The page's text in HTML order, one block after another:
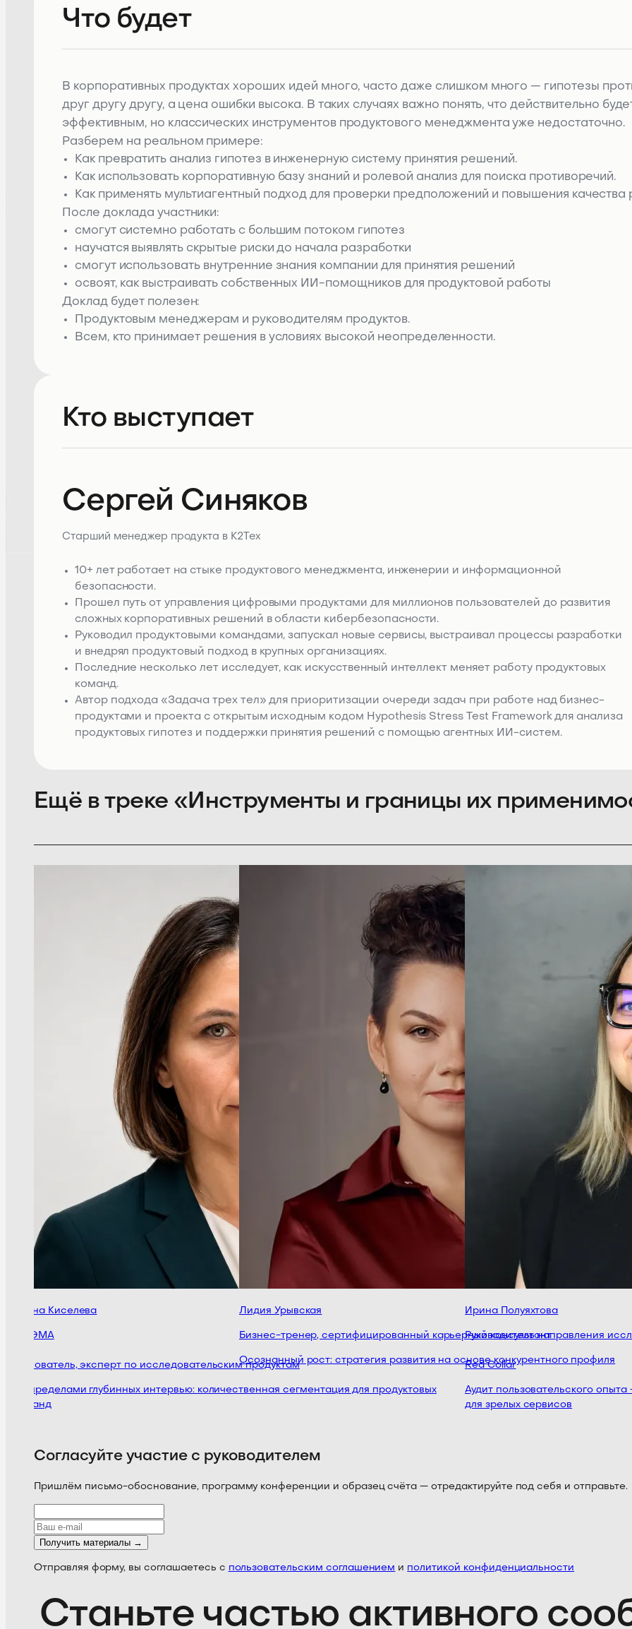
Что будет
В корпоративных продуктах хороших идей много, часто даже слишком много — гипотезы
друг другу другу, а цена ошибки высока. В таких случаях важно понять, что действительно
эффективным, но классических инструментов продуктового менеджмента уже недостаточно.
Разберем на реальном примере:
Как превратить анализ гипотез в инженерную систему принятия решений.
Как использовать корпоративную базу знаний и ролевой анализ для поиска противоречий.
Как применять мультиагентный подход для проверки предположений и повышения качества
После доклада участники:
смогут системно работать с большим потоком гипотез
научатся выявлять скрытые риски до начала разработки
смогут использовать внутренние знания компании для принятия решений
освоят, как выстраивать собственных ИИ-помощников для продуктовой работы
Доклад будет полезен:
Продуктовым менеджерам и руководителям продуктов.
Всем, кто принимает решения в условиях высокой неопределенности.
Кто выступает
Сергей Синяков
Старший менеджер продукта в К2Тех
10+ лет работает на стыке продуктового менеджмента, инженерии и информационной
безопасности.
Прошел путь от управления цифровыми продуктами для миллионов пользователей до развития
сложных корпоративных решений в области кибербезопасности.
Руководил продуктовыми командами, запускал новые сервисы, выстраивал процессы разработки
и внедрял продуктовый подход в крупных организациях.
Последние несколько лет исследует, как искусственный интеллект меняет работу продуктовых
команд.
Автор подхода «Задача трех тел» для приоритизации очереди задач при работе над бизнес-
продуктами и проекта с открытым исходным кодом Hypothesis Stress Test Framework для анализа
продуктовых гипотез и поддержки принятия решений с помощью агентных ИИ-систем.
Ещё в треке «Инструменты и границы их
Алена Киселева
НОЭМА
Основатель, эксперт по исследовательским продуктам
За пределами глубинных интервью: количественная сегментация для продуктовых
команд
Лидия Урывская
Бизнес-тренер, сертифицированный карьерный консультант
Осознанный рост: стратегия развития на основе конкурентного профиля
Ирина Полуяхтова
Руководитель направления
Red Collar
Аудит пользовательского опыта
для зрелых сервисов
Согласуйте участие с руководителем
Пришлём письмо-обоснование, программу конференции и образец счёта — отредактируйте под себя и отправьте.
Получить материалы →
Отправляя форму, вы соглашаетесь с пользовательским соглашением и политикой конфиденциальности
Станьте частью активного